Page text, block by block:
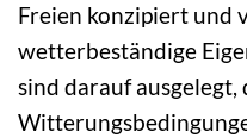
Freien konzipiert und
wetterbeständige
sind darauf ausgelegt,